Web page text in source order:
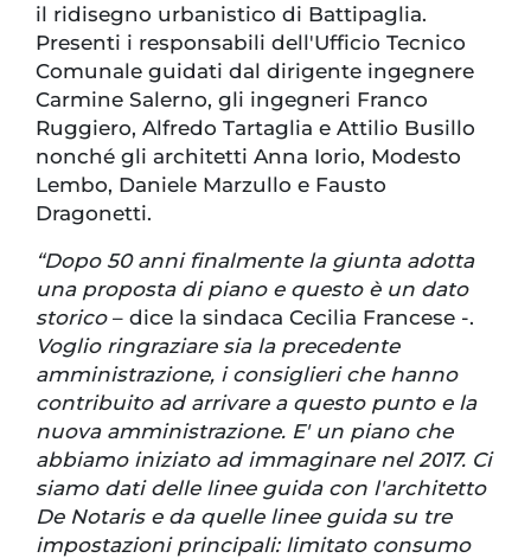
il ridisegno urbanistico di Battipaglia.
Presenti i responsabili dell'Ufficio Tecnico
Comunale guidati dal dirigente ingegnere
Carmine Salerno, gli ingegneri Franco
Ruggiero, Alfredo Tartaglia e Attilio Busillo
nonché gli architetti Anna Iorio, Modesto
Lembo, Daniele Marzullo e Fausto
Dragonetti.
“Dopo 50 anni finalmente la giunta adotta
una proposta di piano e questo è un dato
storico – dice la sindaca Cecilia Francese -.
Voglio ringraziare sia la precedente
amministrazione, i consiglieri che hanno
contribuito ad arrivare a questo punto e la
nuova amministrazione. E' un piano che
abbiamo iniziato ad immaginare nel 2017. Ci
siamo dati delle linee guida con l'architetto
De Notaris e da quelle linee guida su tre
impostazioni principali: limitato consumo